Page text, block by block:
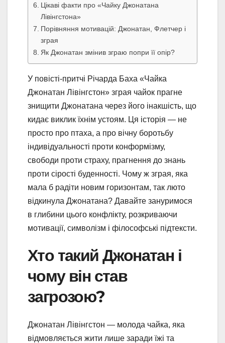
Цікаві факти про «Чайку Джонатана
Лівінгстона»
Порівняння мотивацій: Джонатан, Флетчер і
зграя
Як Джонатан змінив зграю попри її опір?
У повісті-притчі Річарда Баха «Чайка
Джонатан Лівінгстон» зграя чайок прагне
знищити Джонатана через його інакшість, що
кидає виклик їхнім устоям. Ця історія — не
просто про птаха, а про вічну боротьбу
індивідуальності проти конформізму,
свободи проти страху, прагнення до знань
проти сірості буденності. Чому ж зграя, яка
мала б радіти новим горизонтам, так люто
відкинула Джонатана? Давайте зануримося
в глибини цього конфлікту, розкриваючи
мотивації, символізм і філософські підтексти.
Хто такий Джонатан і
чому він став
загрозою?
Джонатан Лівінгстон — молода чайка, яка
відмовляється жити лише заради їжі та